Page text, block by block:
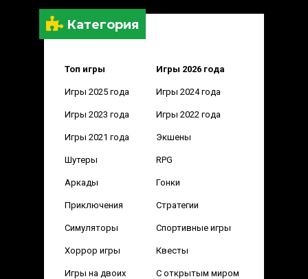
Категория
Топ игры Игры 2026 года
Игры 2025 года Игры 2024 года
Игры 2023 года Игры 2022 года
Игры 2021 года Экшены
Шутеры RPG
Аркады Гонки
Приключения Стратегии
Симуляторы Спортивные игры
Хоррор игры Квесты
Игры на двоих С открытым миром